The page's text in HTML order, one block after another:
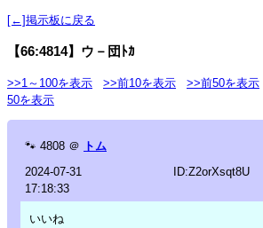
[←]掲示板に戻る
【66:4814】ウ－団ﾄｶ
>>1～100を表示 >>前10を表示 >>前50を表示
50を表示
🐾 4808 ＠ トム
2024-07-31
17:18:33
ID:Z2orXsqt8U
いいね